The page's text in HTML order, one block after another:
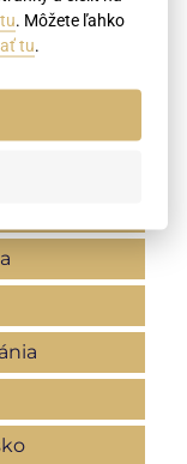
. Môžete ľahko
tu.